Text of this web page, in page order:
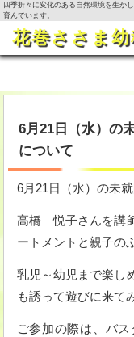
四季折々に変化のある自然環境を生か
育んでいます。
花巻ささま幼
園の概要
園の生活
今月の活動
6月21日（水）の
について
6月21日（水）の未
高橋 悦子さんを講
ートメントと親子の
乳児～幼児まで楽し
も誘って遊びに来て
ご参加の際は、バ